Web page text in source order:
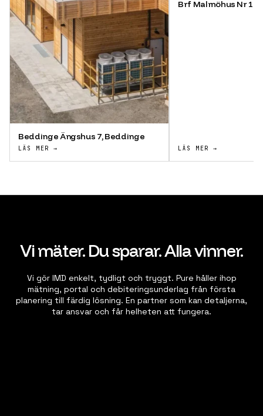
Beddinge Ängshus 7, Beddinge
LÄS MER →
Brf Malmöhus Nr 11,
LÄS MER →
Vi mäter. Du sparar. Alla vinner.
Vi gör IMD enkelt, tydligt och tryggt. Pure håller ihop
mätning, portal och debiteringsunderlag från första
planering till färdig lösning. En partner som kan detaljerna,
tar ansvar och får helheten att fungera.